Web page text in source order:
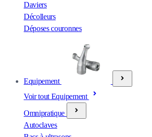
Daviers
Décolleurs
Déposes couronnes
Equipement
Voir tout Equipement
Omnipratique
Autoclaves